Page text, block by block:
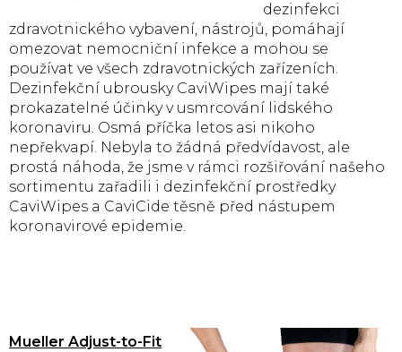
dezinfekci
zdravotnického vybavení, nástrojů, pomáhají
omezovat nemocniční infekce a mohou se
používat ve všech zdravotnických zařízeních.
Dezinfekční ubrousky CaviWipes mají také
prokazatelné účinky v usmrcování lidského
koronaviru. Osmá příčka letos asi nikoho
nepřekvapí. Nebyla to žádná předvídavost, ale
prostá náhoda, že jsme v rámci rozšiřování našeho
sortimentu zařadili i dezinfekční prostředky
CaviWipes a CaviCide těsně před nástupem
koronavirové epidemie.
Mueller Adjust-to-Fit